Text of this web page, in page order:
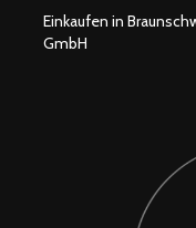
Einkaufen in
GmbH